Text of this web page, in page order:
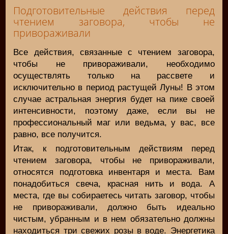
Подготовительные действия перед
чтением заговора, чтобы не
привораживали
Все действия, связанные с чтением заговора,
чтобы не привораживали, необходимо
осуществлять только на рассвете и
исключительно в период растущей Луны! В этом
случае астральная энергия будет на пике своей
интенсивности, поэтому даже, если вы не
профессиональный маг или ведьма, у вас, все
равно, все получится.
Итак, к подготовительным действиям перед
чтением заговора, чтобы не привораживали,
относятся подготовка инвентаря и места. Вам
понадобиться свеча, красная нить и вода. А
места, где вы собираетесь читать заговор, чтобы
не привораживали, должно быть идеально
чистым, убранным и в нем обязательно должны
находиться три свежих розы в воде. Энергетика